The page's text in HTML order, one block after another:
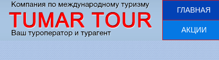
ГЛАВНАЯ
АКЦИИ